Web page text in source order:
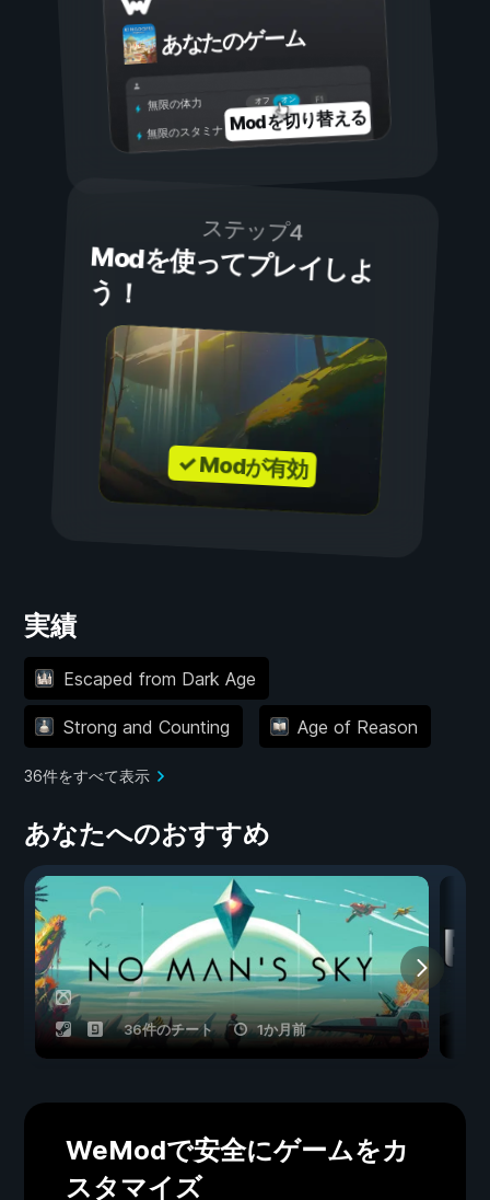
あなたのゲーム
オン
オフ
無限の体力
無限のスタミナ Modを切り替える
ステップ4
Modを使ってプレイしよ
う！
✓ Modが有効
実績
Escaped from Dark Age
Strong and Counting Age of Reason
36件をすべて表示
あなたへのおすすめ
36件のチート 1か月前
WeModで安全にゲームをカ
スタマイズ